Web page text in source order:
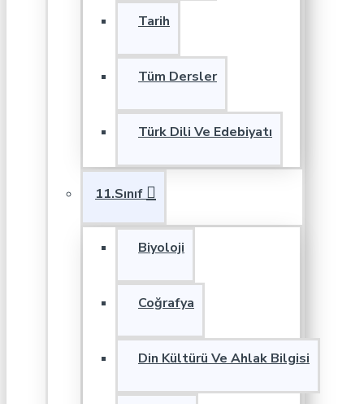
Tarih
Tüm Dersler
Türk Dili Ve Edebiyatı
11.Sınıf
Biyoloji
Coğrafya
Din Kültürü Ve Ahlak Bilgisi